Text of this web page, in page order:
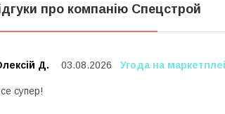
про компанію Спецстрой
Д. 03.08.2026 Угода на
супер!